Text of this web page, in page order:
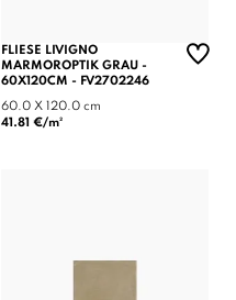
FLIESE LIVIGNO
MARMOROPTIK GRAU -
60X120CM - FV2702246
60.0 X 120.0 cm
41.81 €/m²